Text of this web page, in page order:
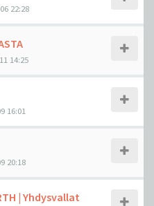
22:28
14:25
16:01
20:18
| Yhdysvallat